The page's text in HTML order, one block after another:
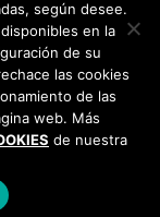
según desee.
en la
de su
las cookies
de las
web. Más
de nuestra